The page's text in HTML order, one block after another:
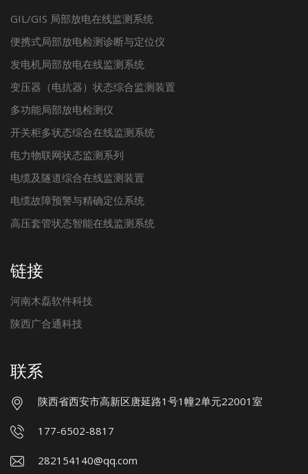
GIL/GIS 局部放电在线监测系统
便携式局部放电检测诊断与定位仪
发电机局部放电在线监测系统
变压器（电抗器）状态综合监测装置
多功能局部放电检测仪
开关柜多状态综合在线监测系统
电力物联网状态监测系列
电缆及隧道综合在线监测装置
电缆故障预警与精确定位系统
高压套管状态智能在线监测系统
链接
河南木磊软件科技
陕西广合通科技
联系
陕西省西安市高新区唐延路1号1幢2单元22001室
177-6502-8817
282154140@qq.com